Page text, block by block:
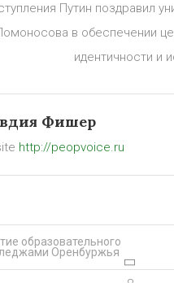
Путин поздравил
в обеспечении
идентичности и
Фишер
http://peopvoice.ru
образовательного
Оренбуржья